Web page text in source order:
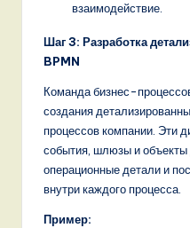
взаимодействие.
Шаг 3: Разработка
BPMN
Команда бизнес-
создания
процессов компании. Эти
события, шлюзы и
операционные детали и
внутри каждого процесса.
Пример: